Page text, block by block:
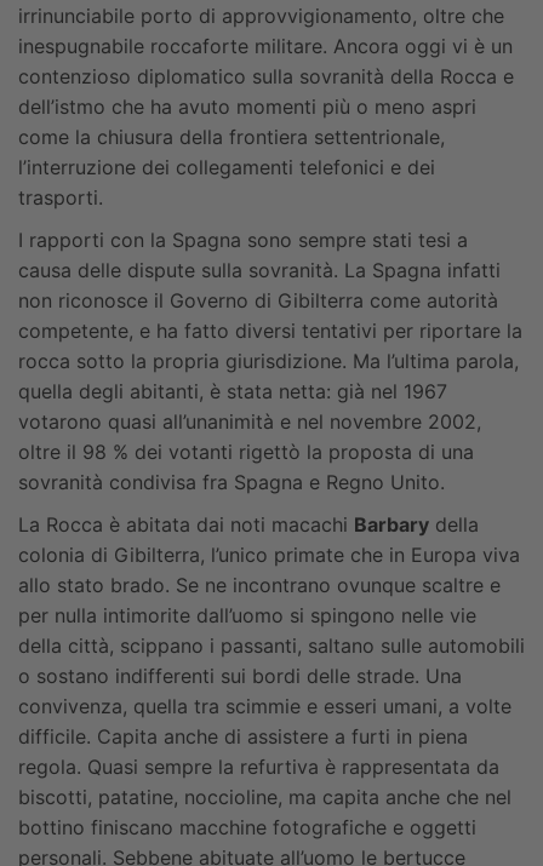
irrinunciabile porto di approvvigionamento, oltre che
inespugnabile roccaforte militare. Ancora oggi vi è un
contenzioso diplomatico sulla sovranità della Rocca e
dell’istmo che ha avuto momenti più o meno aspri
come la chiusura della frontiera settentrionale,
l’interruzione dei collegamenti telefonici e dei
trasporti.
I rapporti con la Spagna sono sempre stati tesi a
causa delle dispute sulla sovranità. La Spagna infatti
non riconosce il Governo di Gibilterra come autorità
competente, e ha fatto diversi tentativi per riportare la
rocca sotto la propria giurisdizione. Ma l’ultima parola,
quella degli abitanti, è stata netta: già nel 1967
votarono quasi all’unanimità e nel novembre 2002,
oltre il 98 % dei votanti rigettò la proposta di una
sovranità condivisa fra Spagna e Regno Unito.
La Rocca è abitata dai noti macachi Barbary della
colonia di Gibilterra, l’unico primate che in Europa viva
allo stato brado. Se ne incontrano ovunque scaltre e
per nulla intimorite dall’uomo si spingono nelle vie
della città, scippano i passanti, saltano sulle automobili
o sostano indifferenti sui bordi delle strade. Una
convivenza, quella tra scimmie e esseri umani, a volte
difficile. Capita anche di assistere a furti in piena
regola. Quasi sempre la refurtiva è rappresentata da
biscotti, patatine, noccioline, ma capita anche che nel
bottino finiscano macchine fotografiche e oggetti
personali. Sebbene abituate all’uomo le bertucce